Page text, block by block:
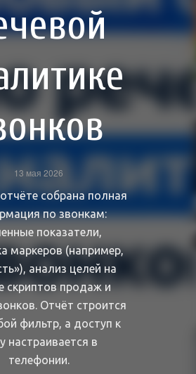
13 мая 2026
собрана полная
по звонкам:
показатели,
маркеров (например,
анализ целей на
скриптов продаж и
Отчёт строится
фильтр, а доступ к
настраивается в
телефонии.